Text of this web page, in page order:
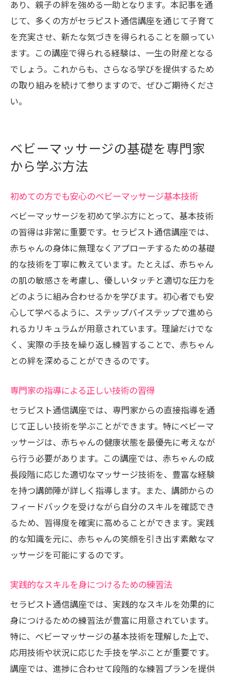
あり、親子の絆を強める一助となります。本記事を通
じて、多くの方がセラピスト通信講座を通じて子育て
を充実させ、新たな気づきを得られることを願ってい
ます。この講座で得られる経験は、一生の財産となる
でしょう。これからも、さらなる学びを提供するため
の取り組みを続けて参りますので、ぜひご期待くださ
い。
ベビーマッサージの基礎を専門家
から学ぶ方法
初めての方でも安心のベビーマッサージ基本技術
ベビーマッサージを初めて学ぶ方にとって、基本技術
の習得は非常に重要です。セラピスト通信講座では、
赤ちゃんの身体に無理なくアプローチするための基礎
的な技術を丁寧に教えています。たとえば、赤ちゃん
の肌の敏感さを考慮し、優しいタッチと適切な圧力を
どのように組み合わせるかを学びます。初心者でも安
心して学べるように、ステップバイステップで進めら
れるカリキュラムが用意されています。理論だけでな
く、実際の手技を繰り返し練習することで、赤ちゃん
との絆を深めることができるのです。
専門家の指導による正しい技術の習得
セラピスト通信講座では、専門家からの直接指導を通
じて正しい技術を学ぶことができます。特にベビーマ
ッサージは、赤ちゃんの健康状態を最優先に考えなが
ら行う必要があります。この講座では、赤ちゃんの成
長段階に応じた適切なマッサージ技術を、豊富な経験
を持つ講師陣が詳しく指導します。また、講師からの
フィードバックを受けながら自分のスキルを確認でき
るため、習得度を確実に高めることができます。実践
的な知識を元に、赤ちゃんの笑顔を引き出す素敵なマ
ッサージを可能にするのです。
実践的なスキルを身につけるための練習法
セラピスト通信講座では、実践的なスキルを効果的に
身につけるための練習法が豊富に用意されています。
特に、ベビーマッサージの基本技術を理解した上で、
応用技術や状況に応じた手技を学ぶことが重要です。
講座では、進捗に合わせて段階的な練習プランを提供